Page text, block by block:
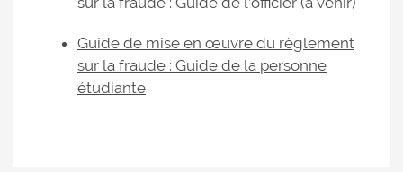
Guide de mise en œuvre du règlement
sur la fraude : Guide de la personne
étudiante